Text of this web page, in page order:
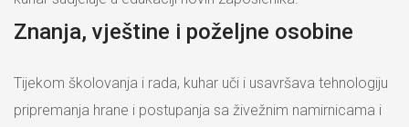
Znanja, vještine i poželjne osobine
Tijekom školovanja i rada, kuhar uči i usavršava tehnologiju
pripremanja hrane i postupanja sa živežnim namirnicama i